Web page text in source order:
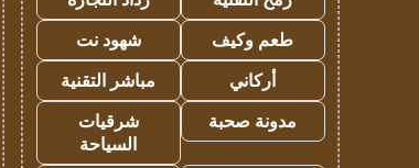
طعم وكيف
شهود نت
أركاني
مباشر التقنية
مدونة صحبة
شرقيات
السياحة